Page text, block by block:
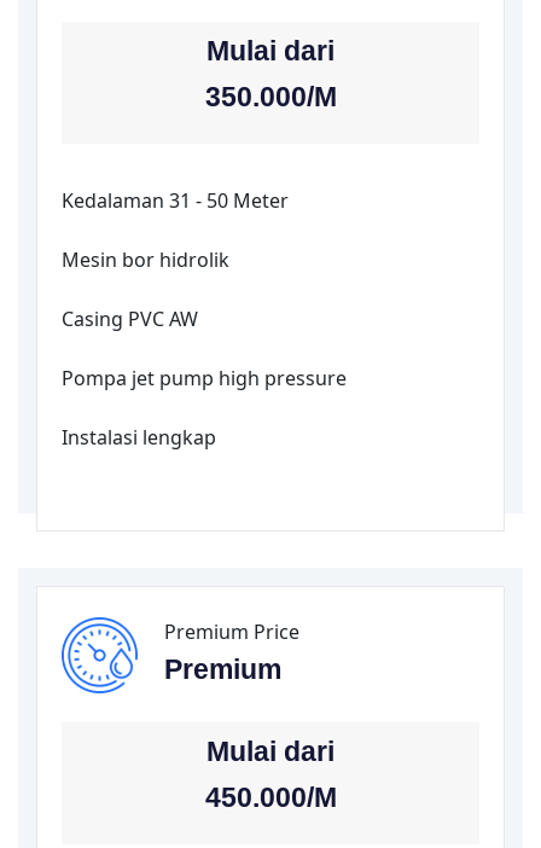
Mulai dari
350.000/M
Kedalaman 31 - 50 Meter
Mesin bor hidrolik
Casing PVC AW
Pompa jet pump high pressure
Instalasi lengkap
Premium Price
Premium
Mulai dari
450.000/M